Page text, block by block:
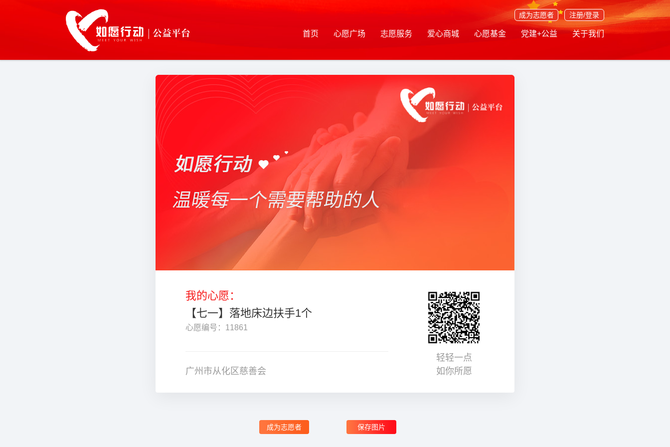
成为志愿者 注册/登录
首页 心愿广场 志愿服务 爱心商城 心愿基金 党建+公益 关于我们
我的心愿：
【七一】落地床边扶手1个
心愿编号：11861
广州市从化区慈善会
轻轻一点
如你所愿
成为志愿者 保存图片